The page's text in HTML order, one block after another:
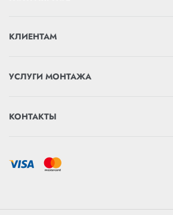
КЛИЕНТАМ
УСЛУГИ МОНТАЖА
КОНТАКТЫ